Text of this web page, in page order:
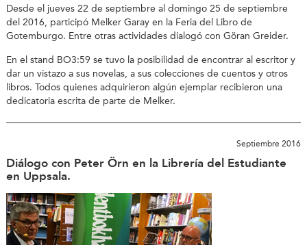
Desde el jueves 22 de septiembre al domingo 25 de septiembre
del 2016, participó Melker Garay en la Feria del Libro de
Gotemburgo. Entre otras actividades dialogó con Göran Greider.
En el stand BO3:59 se tuvo la posibilidad de encontrar al escritor y
dar un vistazo a sus novelas, a sus colecciones de cuentos y otros
libros. Todos quienes adquirieron algún ejemplar recibieron una
dedicatoria escrita de parte de Melker.
Septiembre 2016
Diálogo con Peter Örn en la Librería del Estudiante
en Uppsala.